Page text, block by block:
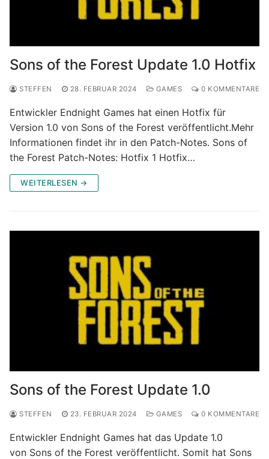
Sons of the Forest Update 1.0 Hotfix
STEFFEN 28. FEBRUAR 2024 GAMES 0 KOMMENTARE
Entwickler Endnight Games hat einen Hotfix für
Version 1.0 von Sons of the Forest veröffentlicht.Mehr
Informationen findet ihr in den Patch-Notes. Sons of
the Forest Patch-Notes: Hotfix 1 Hotfix…
WEITERLESEN →
Sons of the Forest Update 1.0
STEFFEN 23. FEBRUAR 2024 GAMES 0 KOMMENTARE
Entwickler Endnight Games hat das Update 1.0
von Sons of the Forest veröffentlicht. Somit hat Sons